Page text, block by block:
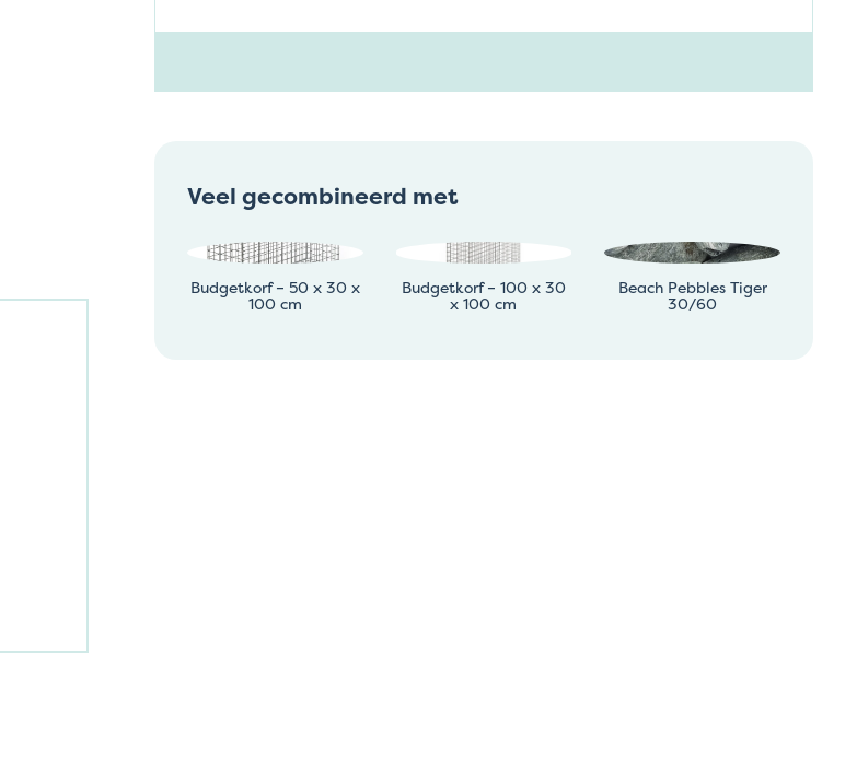
Veel gecombineerd met
Budgetkorf – 50 x 30 x
100 cm
Budgetkorf – 100 x 30
x 100 cm
Beach Pebbles Tiger
30/60